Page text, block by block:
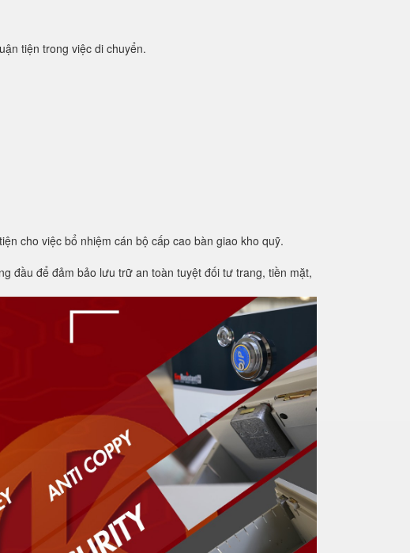
tiện trong việc di chuyển.
cho việc bổ nhiệm cán bộ cấp cao bàn giao kho quỹ.
đầu để đảm bảo lưu trữ an toàn tuyệt đối tư trang, tiền mặt,